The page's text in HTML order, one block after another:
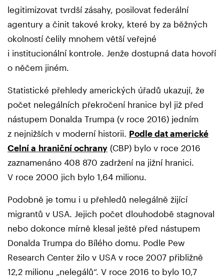
legitimizovat tvrdší zásahy, posilovat federální
agentury a činit takové kroky, které by za běžných
okolností čelily mnohem větší veřejné
i institucionální kontrole. Jenže dostupná data hovoří
o něčem jiném.
Statistické přehledy amerických úřadů ukazují, že
počet nelegálních překročení hranice byl již před
nástupem Donalda Trumpa (v roce 2016) jedním
z nejnižších v moderní historii. Podle dat americké
Celní a hraniční ochrany (CBP) bylo v roce 2016
zaznamenáno 408 870 zadržení na jižní hranici.
V roce 2000 jich bylo 1,64 milionu.
Podobně je tomu i u přehledů nelegálně žijící
migrantů v USA. Jejich počet dlouhodobě stagnoval
nebo dokonce mírně klesal ještě před nástupem
Donalda Trumpa do Bílého domu. Podle Pew
Research Center žilo v USA v roce 2007 přibližně
12,2 milionu „nelegálů“. V roce 2016 to bylo 10,7